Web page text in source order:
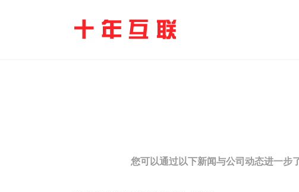
您可以通过以下新闻与公司动态进一步